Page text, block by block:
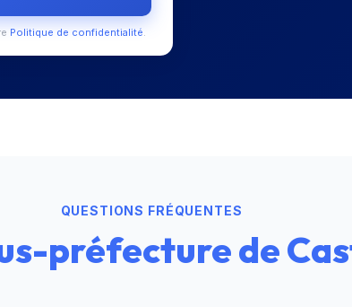
Politique de confidentialité.
QUESTIONS FRÉQUENTES
préfecture de